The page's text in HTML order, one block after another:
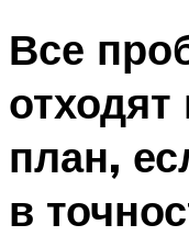
Все
отходят
план,
в